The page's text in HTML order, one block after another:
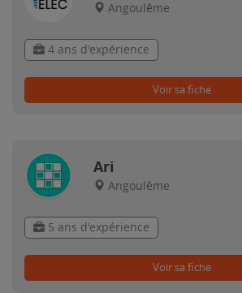
Angoulême
4 ans d'expérience
Voir sa fiche
Ari
Angoulême
5 ans d'expérience
Voir sa fiche